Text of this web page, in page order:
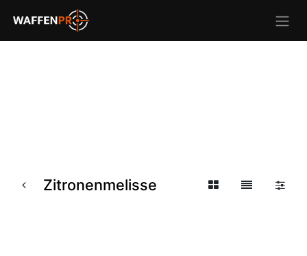
Zitronenmelisse